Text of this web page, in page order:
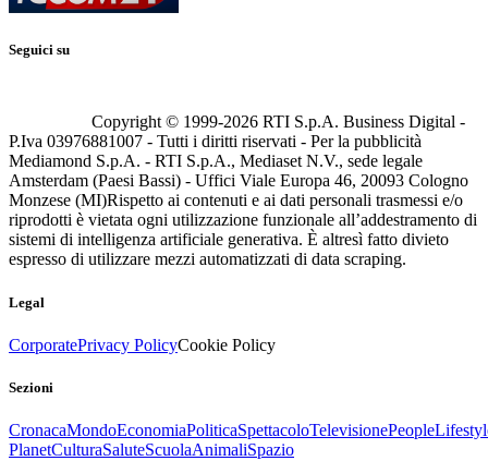
Seguici su
Copyright © 1999-2026 RTI S.p.A. Business Digital -
P.Iva 03976881007 - Tutti i diritti riservati - Per la pubblicità
Mediamond S.p.A. - RTI S.p.A., Mediaset N.V., sede legale
Amsterdam (Paesi Bassi) - Uffici Viale Europa 46, 20093 Cologno
Monzese (MI)Rispetto ai contenuti e ai dati personali trasmessi e/o
riprodotti è vietata ogni utilizzazione funzionale all’addestramento di
sistemi di intelligenza artificiale generativa. È altresì fatto divieto
espresso di utilizzare mezzi automatizzati di data scraping.
Legal
CorporatePrivacy PolicyCookie Policy
Sezioni
CronacaMondoEconomiaPoliticaSpettacoloTelevisionePeople
PlanetCulturaSaluteScuolaAnimaliSpazio